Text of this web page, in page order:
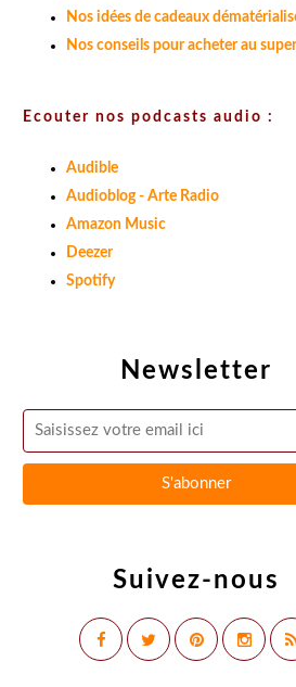
Newsletter
Suivez-nous
Nos idées de cadeaux
Nos conseils pour acheter au
Ecouter nos podcasts audio :
Audible
Audioblog - Arte Radio
Amazon Music
Deezer
Spotify